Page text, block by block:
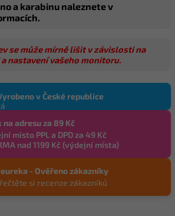
a karabinu naleznete v
se může mírně lišit v závislosti na
nastavení vašeho monitoru.
v České republice
na adresu za 89 Kč
místo PPL a DPD za 49 Kč
nad 1199 Kč (výdejní místa)
- Ověřeno zákazníky
si recenze zákazníků